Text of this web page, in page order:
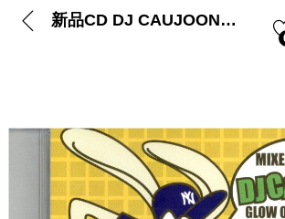
新品CD DJ CAUJOON – HIP HOP & R&B MIX CD VOL.81 FREEDOM RIDE